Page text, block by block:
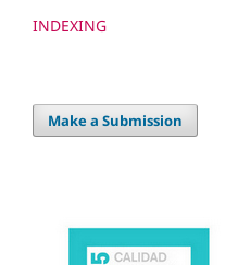
INDEXING
Make a Submission